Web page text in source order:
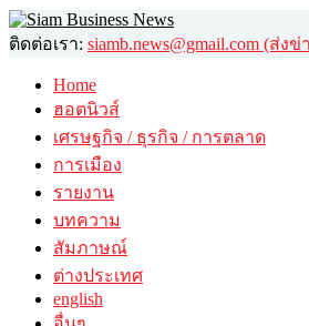
ติดต่อเรา: siamb.news@gmail.com (ส่
Home
ฮอตนิวส์
เศรษฐกิจ / ธุรกิจ / การตลาด
การเมือง
รายงาน
บทความ
สัมภาษณ์
ต่างประเทศ
english